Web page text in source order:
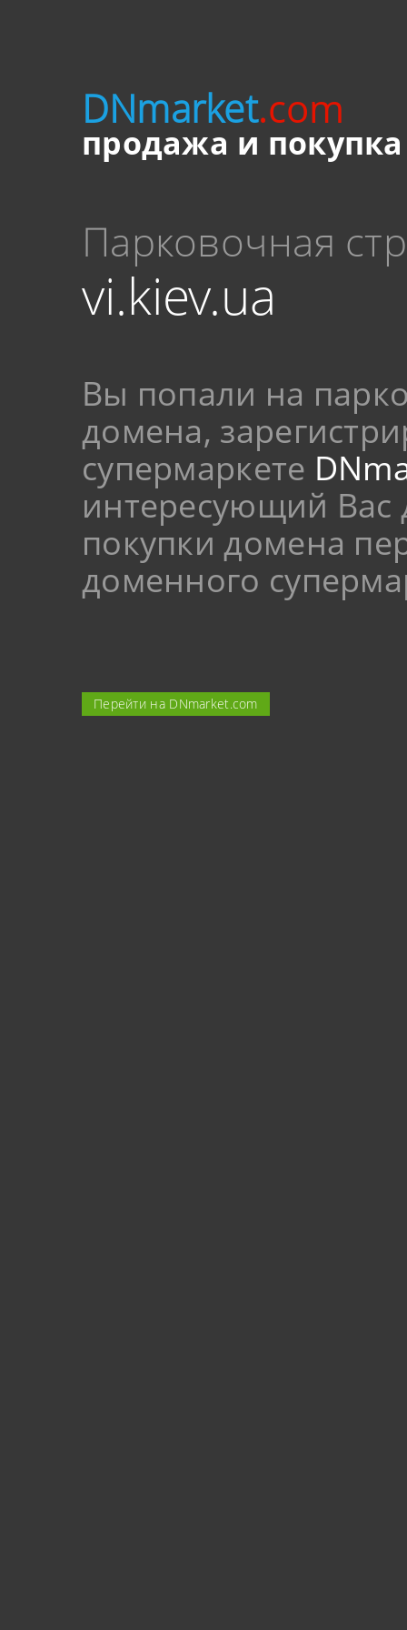
DNmarket.com
продажа и
Парковочная
vi.kiev.ua
Вы попали на
домена,
супермаркете
интересующий Вас
покупки домена
доменного
Перейти на DNmarket.com